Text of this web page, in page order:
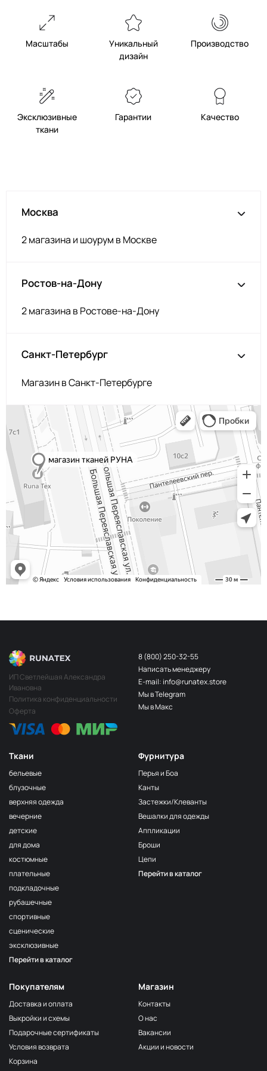
Масштабы
Уникальный
дизайн
Производство
Эксклюзивные
ткани
Гарантии Качество
Москва
2 магазина и шоурум в Москве
Ростов-на-Дону
2 магазина в Ростове-на-Дону
Санкт-Петербург
Магазин в Санкт-Петербурге
Ткани
бельевые
блузочные
верхняя одежда
вечерние
детские
для дома
костюмные
плательные
подкладочные
рубашечные
спортивные
сценические
эксклюзивные
Перейти в каталог
Фурнитура
Перья и Боа
Канты
Застежки/Клеванты
Вешалки для одежды
Аппликации
Броши
Цепи
Перейти в каталог
Покупателям
Доставка и оплата
Выкройки и схемы
Подарочные сертификаты
Условия возврата
Корзина
Магазин
Контакты
О нас
Вакансии
Акции и новости
ИП Светлейшая Александра
Ивановна
Политика конфиденциальности
Оферта
8 (800) 250-32-55
Написать менеджеру
E-mail: info@runatex.store
Мы в Telegram
Мы в Макс